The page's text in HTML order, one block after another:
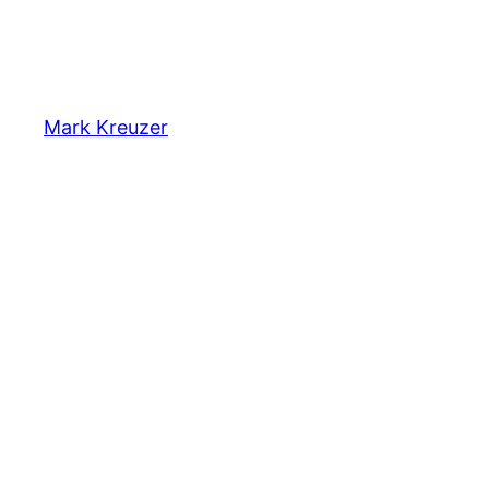
Mark Kreuzer